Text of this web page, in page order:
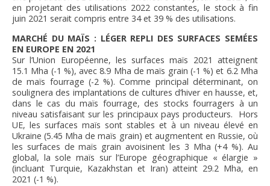
en projetant des utilisations 2022 constantes, le stock à fin
juin 2021 serait compris entre 34 et 39 % des utilisations.
MARCHÉ DU MAÏS : LÉGER REPLI DES SURFACES SEMÉES
EN EUROPE EN 2021
Sur l’Union Européenne, les surfaces maïs 2021 atteignent
15.1 Mha (-1 %), avec 8.9 Mha de maïs grain (-1 %) et 6.2 Mha
de maïs fourrage (-2 %). Comme principal déterminant, on
soulignera des implantations de cultures d’hiver en hausse, et,
dans le cas du maïs fourrage, des stocks fourragers à un
niveau satisfaisant sur les principaux pays producteurs. Hors
UE, les surfaces maïs sont stables et à un niveau élevé en
Ukraine (5.45 Mha de maïs grain) et augmentent en Russie, où
les surfaces de maïs grain avoisinent les 3 Mha (+4 %). Au
global, la sole maïs sur l’Europe géographique « élargie »
(incluant Turquie, Kazakhstan et Iran) atteint 29.2 Mha, en
2021 (-1 %).